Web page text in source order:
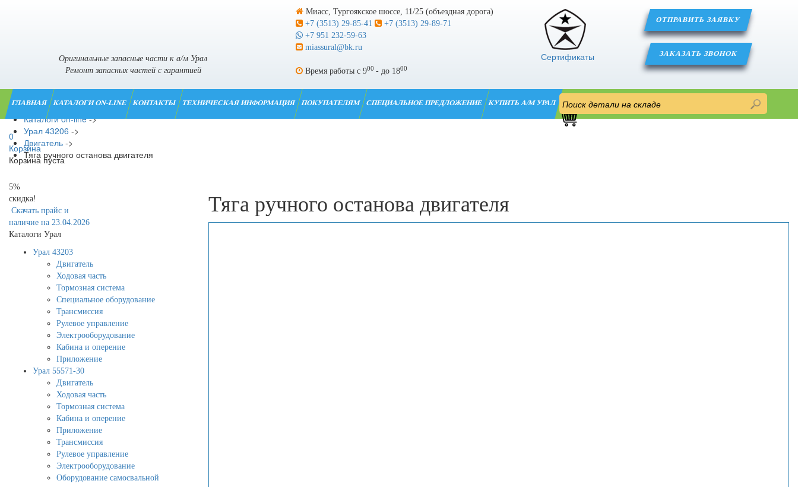
Оригинальные запасные части к а/м Урал
Ремонт запасных частей с гарантией
Миасс, Тургоякское шоссе, 11/25 (объездная дорога)
+7 (3513) 29-85-41
+7 (3513) 29-89-71
+7 951 232-59-63
miassural@bk.ru
Время работы с 900 - до 1800
Сертификаты
ОТПРАВИТЬ ЗАЯВКУ
ЗАКАЗАТЬ ЗВОНОК
ГЛАВНАЯ КАТАЛОГИ ON-LINE КОНТАКТЫ ТЕХНИЧЕСКАЯ ИНФОРМАЦИЯ ПОКУПАТЕЛЯМ СПЕЦИАЛЬНОЕ ПРЕДЛОЖЕНИЕ КУПИТЬ А/М УРАЛ
0
Корзина
Корзина пуста
Главная ->
Каталоги on-line ->
Урал 43206 ->
Двигатель ->
Тяга ручного останова двигателя
5%
скидка!
Скачать прайс и
наличие на 23.04.2026
Каталоги Урал
Урал 43203
Двигатель
Ходовая часть
Тормозная система
Специальное оборудование
Трансмиссия
Рулевое управление
Электрооборудование
Кабина и оперение
Приложение
Урал 55571-30
Двигатель
Ходовая часть
Тормозная система
Кабина и оперение
Приложение
Трансмиссия
Рулевое управление
Электрооборудование
Оборудование самосвальной
Тяга ручного останова двигателя